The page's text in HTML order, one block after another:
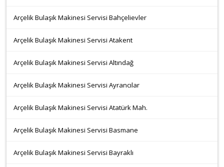
Arçelik Bulaşık Makinesi Servisi Bahçelievler
Arçelik Bulaşık Makinesi Servisi Atakent
Arçelik Bulaşık Makinesi Servisi Altındağ
Arçelik Bulaşık Makinesi Servisi Ayrancılar
Arçelik Bulaşık Makinesi Servisi Atatürk Mah.
Arçelik Bulaşık Makinesi Servisi Basmane
Arçelik Bulaşık Makinesi Servisi Bayraklı